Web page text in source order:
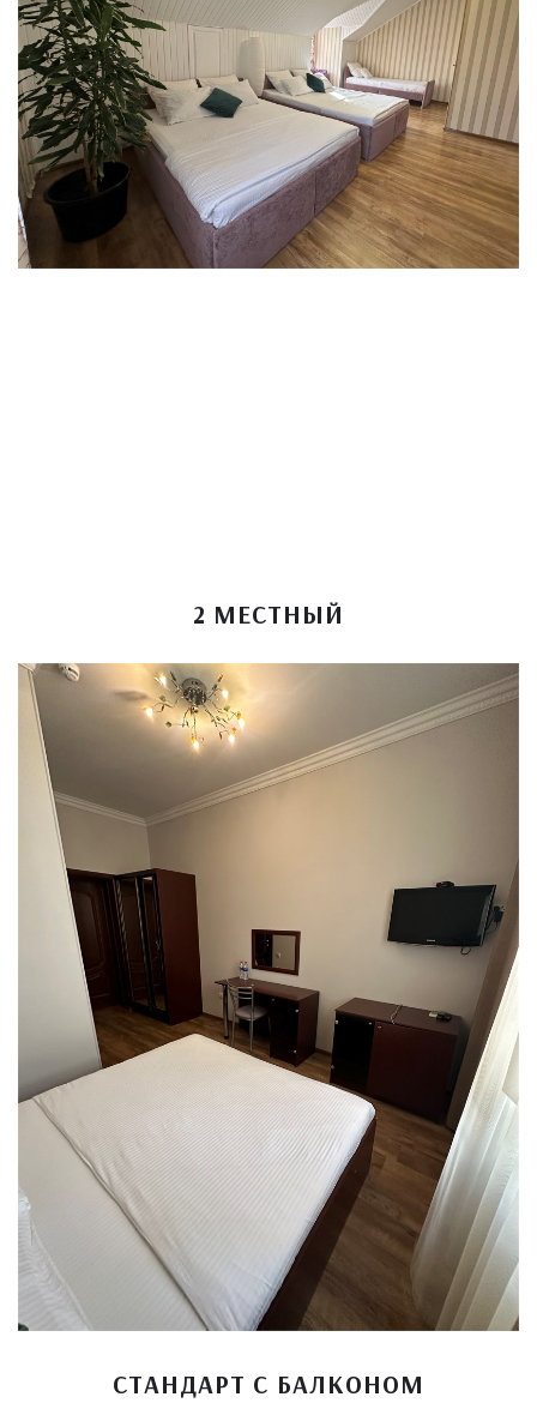
2 МЕСТНЫЙ
СТАНДАРТ С БАЛКОНОМ